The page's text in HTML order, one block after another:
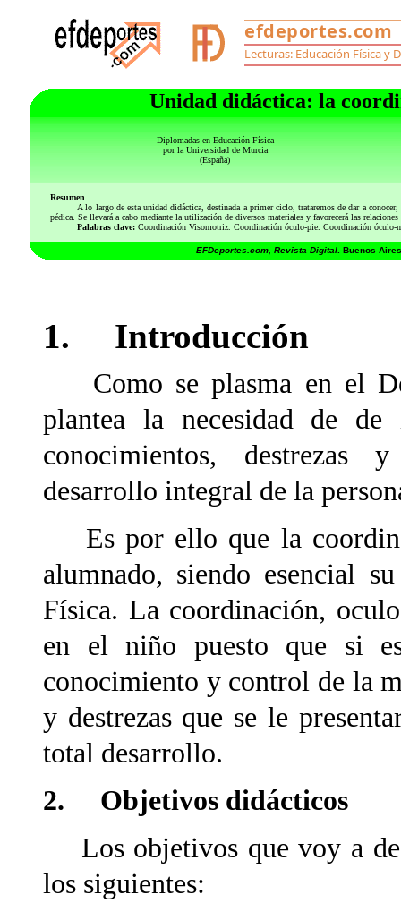
Unidad didáctica: la
Diplomadas en Educación Física
por la Universidad de Murcia
(España)
Resumen
A lo largo de esta unidad didáctica, destinada a primer ciclo, trataremos de dar a
pédica. Se llevará a cabo mediante la utilización de diversos materiales y favorecerá las
Palabras clave: Coordinación Visomotriz. Coordinación óculo-pie. Coordinación óculo-
EFDeportes.com, Revista Digital . Buenos
1. Introducción
Como se plasma en el
plantea la necesidad de
conocimientos, destrezas
desarrollo integral de la
Es por ello que la
alumnado, siendo esencial
Física. La coordinación,
en el niño puesto que si
conocimiento y control de la
y destrezas que se le
total desarrollo.
2. Objetivos didácticos
Los objetivos que voy a
los siguientes: